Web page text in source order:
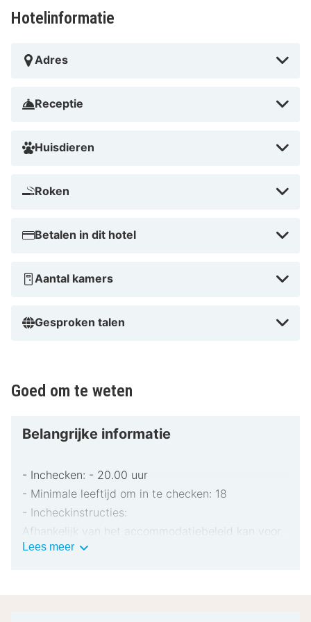
Internationale luchthaven Strasbourg) - 118,3 km
Karlsruhe Baden-Baden (FKB-Luchthaven Baden) -
op 9 min. van West Trail. Dit hotel ligt op 19,1 km van
Schwarzwald.
Hotelinformatie
Adres
Receptie
Huisdieren
Roken
Betalen in dit hotel
Aantal kamers
Gesproken talen
Goed om te weten
Belangrijke informatie
- Inchecken: - 20.00 uur
- Minimale leeftijd om in te checken: 18
- Incheckinstructies:
Afhankelijk van het accommodatiebeleid kan voor
extra personen een toeslag in rekening worden
Lees meerBelangrijke